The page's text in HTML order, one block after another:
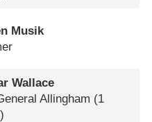
Musik
Wallace
Allingham (1